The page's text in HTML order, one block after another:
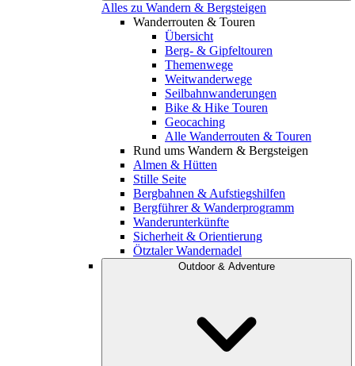
Alles zu Wandern & Bergsteigen
Wanderrouten & Touren
Übersicht
Berg- & Gipfeltouren
Themenwege
Weitwanderwege
Seilbahnwanderungen
Bike & Hike Touren
Geocaching
Alle Wanderrouten & Touren
Rund ums Wandern & Bergsteigen
Almen & Hütten
Stille Seite
Bergbahnen & Aufstiegshilfen
Bergführer & Wanderprogramm
Wanderunterkünfte
Sicherheit & Orientierung
Ötztaler Wandernadel
Outdoor & Adventure